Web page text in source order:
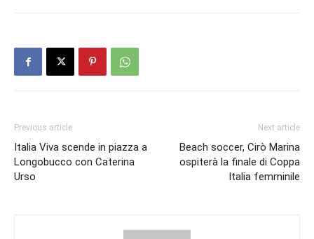
Previous article
Italia Viva scende in piazza a
Longobucco con Caterina
Urso
Next article
Beach soccer, Cirò Marina
ospiterà la finale di Coppa
Italia femminile